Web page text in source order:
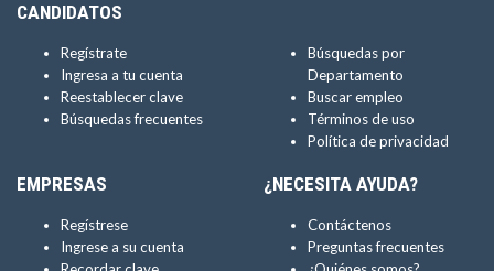
CANDIDATOS
Regístrate
Ingresa a tu cuenta
Reestablecer clave
Búsquedas frecuentes
Búsquedas por
Departamento
Buscar empleo
Términos de uso
Política de privacidad
EMPRESAS
Regístrese
Ingrese a su cuenta
¿NECESITA AYUDA?
Contáctenos
Preguntas frecuentes